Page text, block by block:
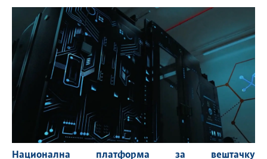
Национална платформа за вештачку